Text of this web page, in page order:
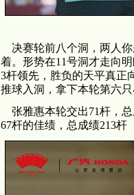
决赛轮前八个洞，两人
着。形势在11号洞才走向
3杆领先，胜负的天平真正
推球入洞，拿下本轮第六
张雅惠本轮交出71杆，总
67杆的佳绩，总成绩213杆